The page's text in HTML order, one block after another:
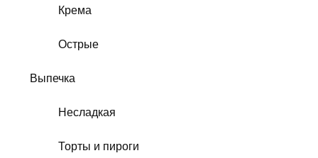
Крема
Острые
Выпечка
Несладкая
Торты и пироги